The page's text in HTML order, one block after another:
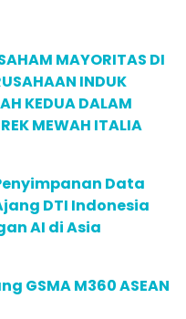
MAYORITAS DI
INDUK
KEDUA DALAM
MEWAH ITALIA
Data
DTI Indonesia
AI di Asia
GSMA M360 ASEAN